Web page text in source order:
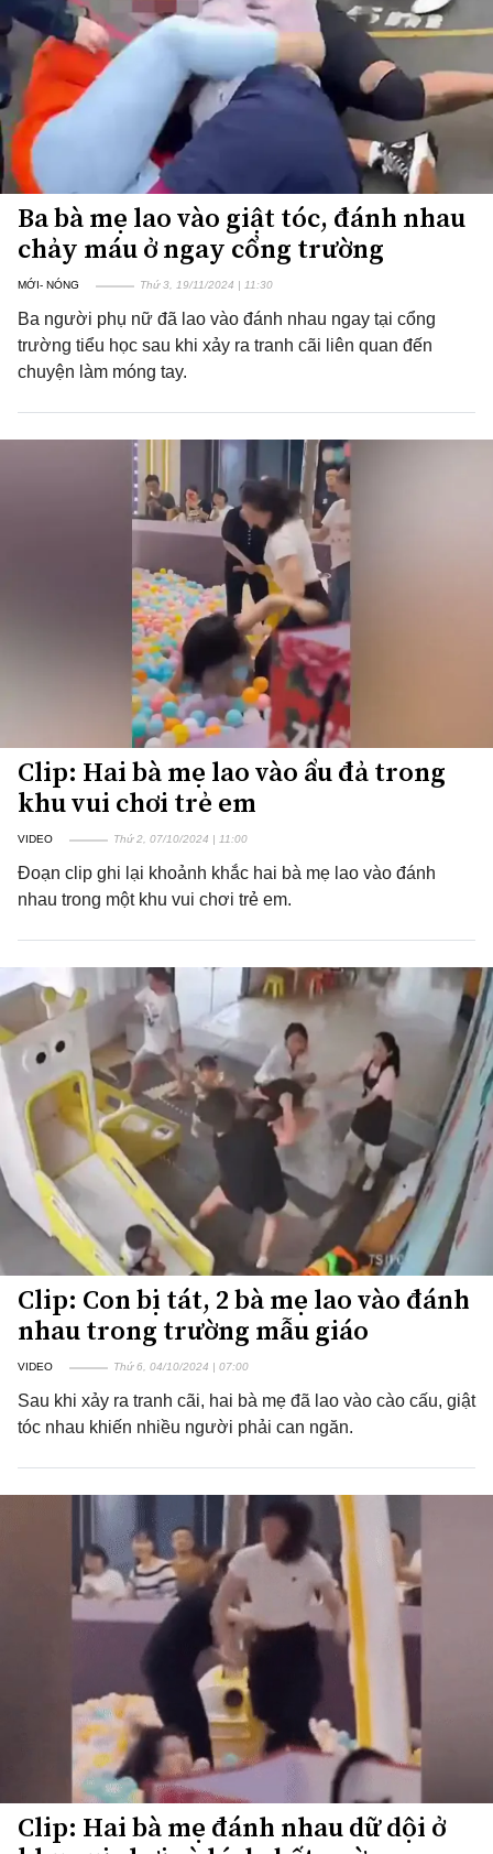
Ba bà mẹ lao vào giật tóc, đánh nhau
chảy máu ở ngay cổng trường
MỚI- NÓNG Thứ 3, 19/11/2024 | 11:30
Ba người phụ nữ đã lao vào đánh nhau ngay tại cổng
trường tiểu học sau khi xảy ra tranh cãi liên quan đến
chuyện làm móng tay.
Clip: Hai bà mẹ lao vào ẩu đả trong
khu vui chơi trẻ em
VIDEO Thứ 2, 07/10/2024 | 11:00
Đoạn clip ghi lại khoảnh khắc hai bà mẹ lao vào đánh
nhau trong một khu vui chơi trẻ em.
Clip: Con bị tát, 2 bà mẹ lao vào đánh
nhau trong trường mẫu giáo
VIDEO Thứ 6, 04/10/2024 | 07:00
Sau khi xảy ra tranh cãi, hai bà mẹ đã lao vào cào cấu, giật
tóc nhau khiến nhiều người phải can ngăn.
Clip: Hai bà mẹ đánh nhau dữ dội ở